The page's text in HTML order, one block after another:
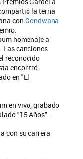
la terna
con Gondwana
homenaje a
Las canciones
reconocido
encontró.
en "El
en vivo, grabado
"15 Años".
con su carrera